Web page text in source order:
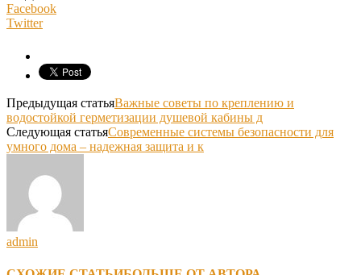
Facebook
Twitter
Предыдущая статьяВажные советы по креплению и
водостойкой герметизации душевой кабины д
Следующая статьяСовременные системы безопасности для
умного дома – надежная защита и к
admin